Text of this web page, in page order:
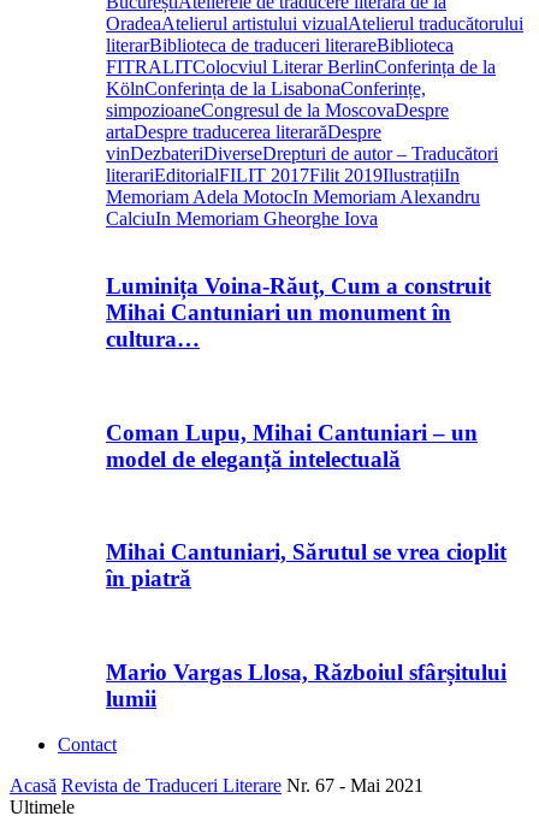
OradeaAtelierul artistului vizualAtelierul traducătorului
literarBiblioteca de traduceri literareBiblioteca
FITRALITColocviul Literar BerlinConferința de la
KölnConferința de la LisabonaConferințe,
simpozioaneCongresul de la MoscovaDespre
artaDespre traducerea literarăDespre
vinDezbateriDiverseDrepturi de autor – Traducători
literariEditorialFILIT 2017Filit 2019IlustrațiiIn
Memoriam Adela MotocIn Memoriam Alexandru
CalciuIn Memoriam Gheorghe Iova
Luminița Voina-Răuț, Cum a construit
Mihai Cantuniari un monument în
cultura…
Coman Lupu, Mihai Cantuniari – un
model de eleganță intelectuală
Mihai Cantuniari, Sărutul se vrea cioplit
în piatră
Mario Vargas Llosa, Războiul sfârșitului
lumii
Contact
Acasă Revista de Traduceri Literare Nr. 67 - Mai 2021
Ultimele